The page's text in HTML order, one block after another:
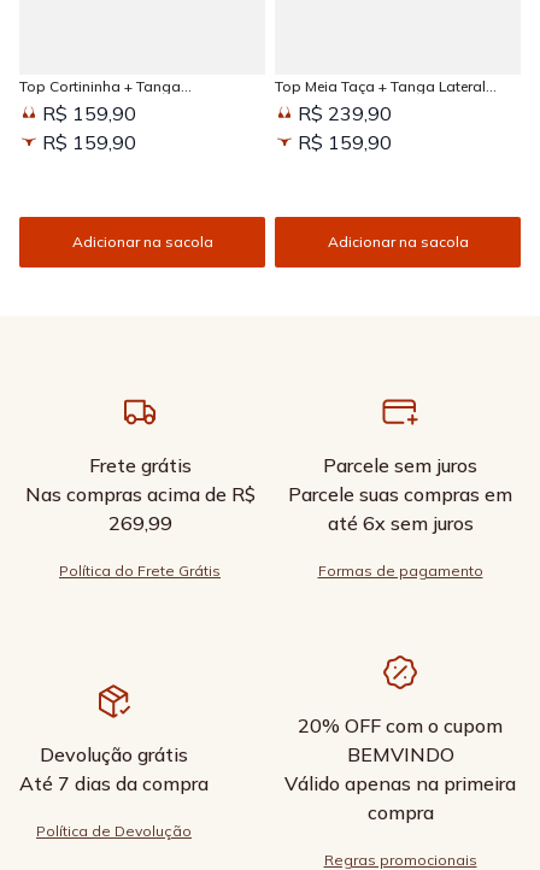
Top Cortininha + Tanga
Amarradinha Estampada Sun
KissedR$ 159,90
R$ 159,90
Adicionar na sacola
Top Meia Taça + Tanga Lateral
Larga Estampada Sun Kissed
R$ 239,90
R$ 159,90
Adicionar na sacola
Frete grátis
Nas compras acima de R$
269,99
Política do Frete Grátis
Parcele sem juros
Parcele suas compras em
até 6x sem juros
Formas de pagamento
Devolução grátis
Até 7 dias da compra
Política de Devolução
20% OFF com o cupom
BEMVINDO
Válido apenas na primeira
compra
Regras promocionais